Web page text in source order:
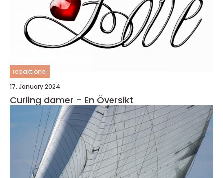
redaktionel
17. January 2024
Curling damer - En Översikt